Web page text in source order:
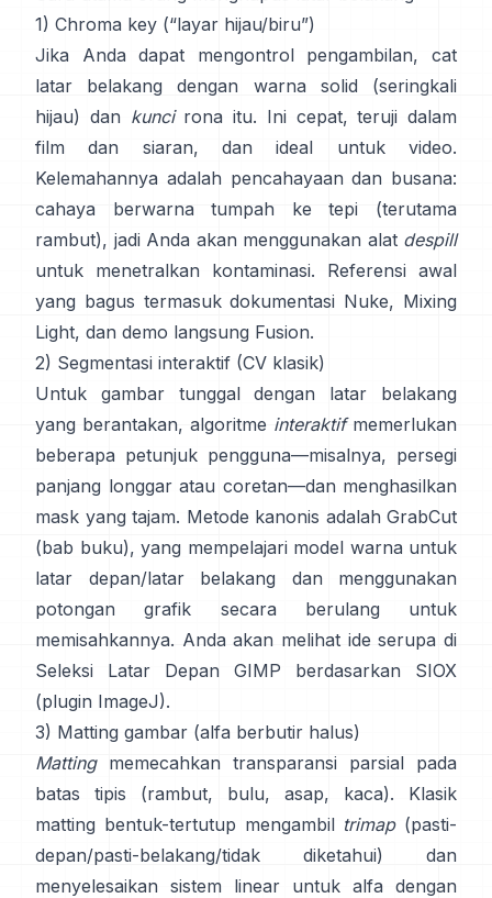
1) Chroma key (“layar hijau/biru”)
Jika Anda dapat mengontrol pengambilan, cat
latar belakang dengan warna solid (seringkali
hijau) dan kuncirona itu. Ini cepat, teruji dalam
film dan siaran, dan ideal untuk video.
Kelemahannya adalah pencahayaan dan busana:
cahaya berwarna tumpah ke tepi (terutama
rambut), jadi Anda akan menggunakan alat despill
untuk menetralkan kontaminasi. Referensi awal
yang bagus termasukdokumentasi Nuke, Mixing
Light, dan demo langsung Fusion.
2) Segmentasi interaktif (CV klasik)
Untuk gambar tunggal dengan latar belakang
yang berantakan, algoritme interaktifmemerlukan
beberapa petunjuk pengguna—misalnya, persegi
panjang longgar atau coretan—dan menghasilkan
mask yang tajam. Metode kanonis adalah GrabCut
(bab buku), yang mempelajari model warna untuk
latar depan/latar belakang dan menggunakan
potongan grafik secara berulang untuk
memisahkannya. Anda akan melihat ide serupa di
Seleksi Latar Depan GIMP berdasarkan
SIOX
(plugin ImageJ).
3) Matting gambar (alfa berbutir halus)
Mattingmemecahkan transparansi parsial pada
batas tipis (rambut, bulu, asap, kaca). Klasik
matting bentuk-tertutup mengambil trimap(pasti-
depan/pasti-belakang/tidak diketahui) dan
menyelesaikan sistem linear untuk alfa dengan